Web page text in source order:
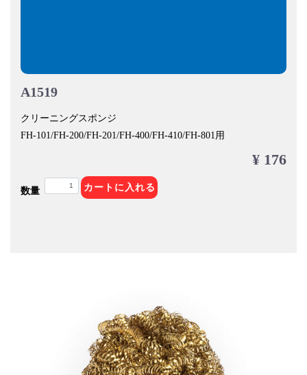
A1519
クリーニングスポンジ
FH-101/FH-200/FH-201/FH-400/FH-410/FH-801用
¥ 176
数量 カートに入れる